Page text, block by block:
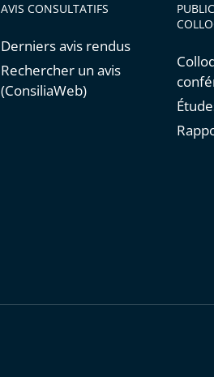
AVIS CONSULTATIFS
Derniers avis rendus
Rechercher un avis
(ConsiliaWeb)